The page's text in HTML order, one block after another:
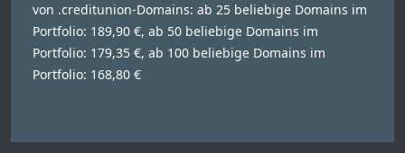
von .creditunion-Domains: ab 25 beliebige Domains im
Portfolio: 189,90 €, ab 50 beliebige Domains im
Portfolio: 179,35 €, ab 100 beliebige Domains im
Portfolio: 168,80 €